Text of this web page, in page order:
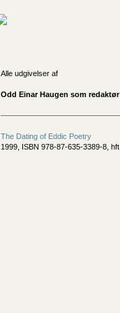
Alle udgivelser af
Odd Einar Haugen som redaktør
The Dating of Eddic Poetry
1999, ISBN 978-87-635-3389-8, hft